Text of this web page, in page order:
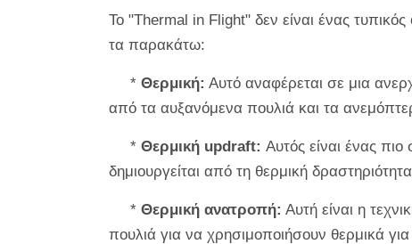
Το "Thermal in Flight" δεν είναι ένας
τα παρακάτω:
* Θερμική: Αυτό αναφέρεται σε μια
από τα αυξανόμενα πουλιά και τα
* Θερμική updraft: Αυτός είναι ένας
δημιουργείται από τη θερμική
* Θερμική ανατροπή: Αυτή είναι η
πουλιά για να χρησιμοποιήσουν θερμικά